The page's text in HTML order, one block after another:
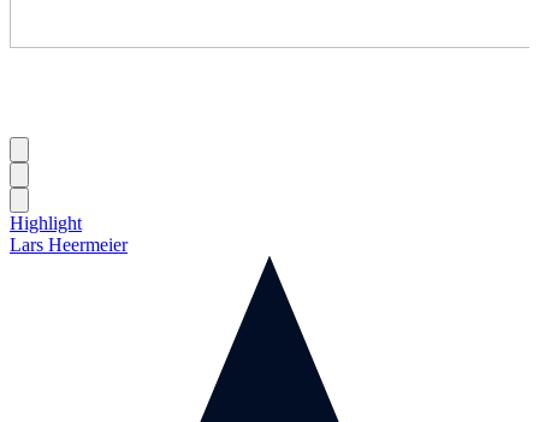
Highlight
Lars Heermeier